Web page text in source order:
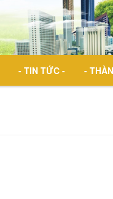
- TIN TỨC - -